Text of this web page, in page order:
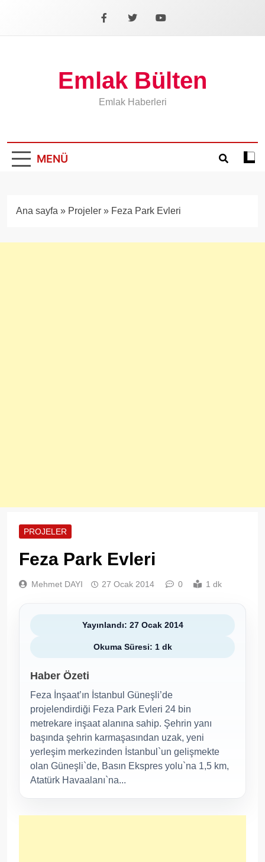
Facebook
X YouTube
Emlak Bülten
Emlak Haberleri
MENÜ
Koyu
Ana sayfa » Projeler » Feza Park Evleri
PROJELER
Feza Park Evleri
Mehmet DAYI 27 Ocak 2014 0 1 dk
Yayınlandı: 27 Ocak 2014
Okuma Süresi: 1 dk
Haber Özeti
Feza İnşaat’ın İstanbul Güneşli’de
projelendirdiği Feza Park Evleri 24 bin
metrekare inşaat alanına sahip. Şehrin yanı
başında şehrin karmaşasından uzak, yeni
yerleşim merkezinden İstanbul`un gelişmekte
olan Güneşli`de, Basın Ekspres yolu`na 1,5 km,
Atatürk Havaalanı`na...